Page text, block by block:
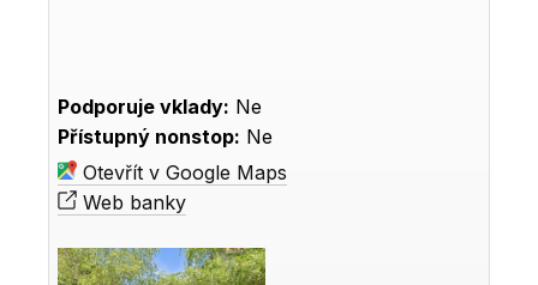
Podporuje vklady: Ne
Přístupný nonstop: Ne
Otevřít v Google Maps
Web banky